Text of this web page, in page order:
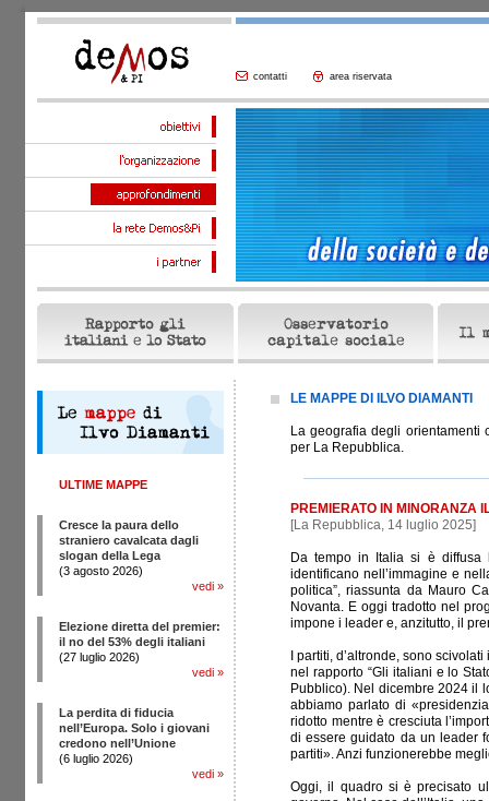
contatti area riservata
ULTIME MAPPE
Cresce la paura dello
straniero cavalcata dagli
slogan della Lega
(3 agosto 2026)
vedi »
Elezione diretta del premier:
il no del 53% degli italiani
(27 luglio 2026)
vedi »
La perdita di fiducia
nell’Europa. Solo i giovani
credono nell’Unione
(6 luglio 2026)
vedi »
LE MAPPE DI ILVO DIAMANTI
La geografia degli
per La Repubblica.
PREMIERATO IN MINORANZA
[La Repubblica, 14 luglio 2025]
Da tempo in Italia si è diffusa
identificano nell’immagine e
politica”, riassunta da Mauro
Novanta. E oggi tradotto nel
impone i leader e, anzitutto, il
I partiti, d’altronde, sono
nel rapporto “Gli italiani e lo
Pubblico). Nel dicembre 2024 il
abbiamo parlato di
ridotto mentre è cresciuta
di essere guidato da un leader
partiti». Anzi funzionerebbe
Oggi, il quadro si è precisato